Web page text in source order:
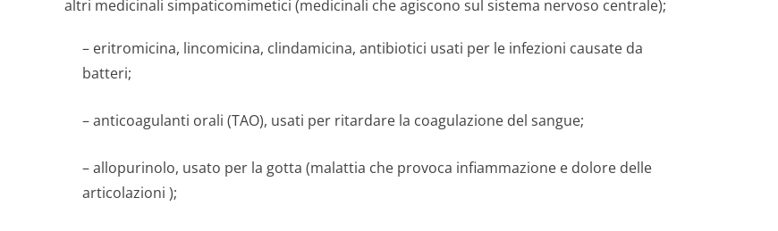
altri medicinali simpaticomimetici (medicinali che agiscono sul sistema nervoso centrale);
– eritromicina, lincomicina, clindamicina, antibiotici usati per le infezioni causate da
batteri;
– anticoagulanti orali (TAO), usati per ritardare la coagulazione del sangue;
– allopurinolo, usato per la gotta (malattia che provoca infiammazione e dolore delle
articolazioni );